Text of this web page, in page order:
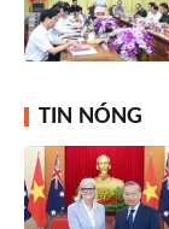
TIN NÓNG